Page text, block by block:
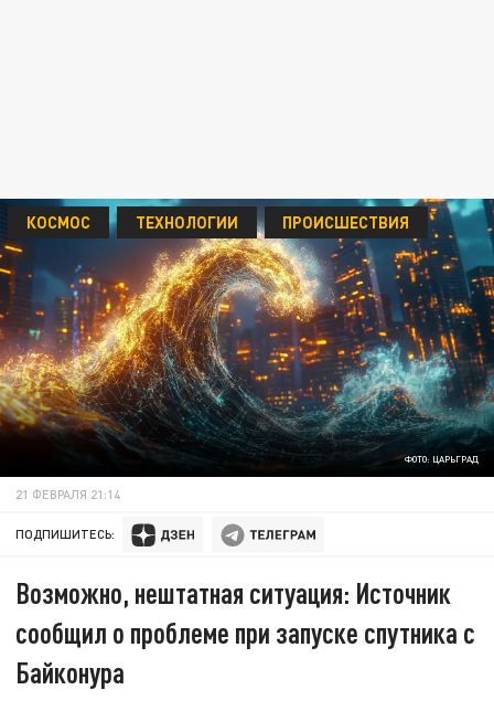
ФОТО: ЦАРЬГРАД
КОСМОС ТЕХНОЛОГИИ ПРОИСШЕСТВИЯ
21 ФЕВРАЛЯ 21:14
ПОДПИШИТЕСЬ:
Возможно, нештатная ситуация: Источник
сообщил о проблеме при запуске спутника с
Байконура